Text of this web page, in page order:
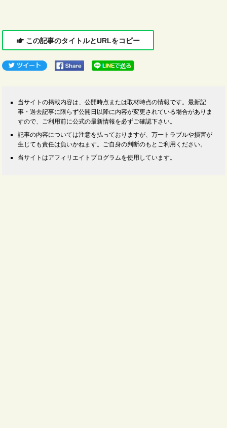
この記事のタイトルとURLをコピー
当サイトの掲載内容は、公開時点または取材時点の情報です。最新記
事・過去記事に限らず公開日以降に内容が変更されている場合がありま
すので、ご利用前に公式の最新情報を必ずご確認下さい。
記事の内容については注意を払っておりますが、万一トラブルや損害が
生じても責任は負いかねます。ご自身の判断のもとご利用ください。
当サイトはアフィリエイトプログラムを使用しています。